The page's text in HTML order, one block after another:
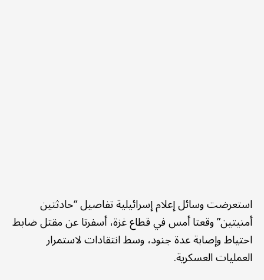
استعرضت وسائل إعلام إسرائيلية تفاصيل “حادثتين
أمنيتين” وقعتا أمس في قطاع غزة، أسفرتا عن مقتل ضابط
احتياط وإصابة عدة جنود، وسط انتقادات لاستمرار
العمليات العسكرية.